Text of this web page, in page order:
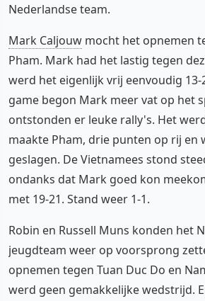
Nederlandse team.
Mark Caljouw mocht het opnemen
Pham. Mark had het lastig tegen
werd het eigenlijk vrij eenvoudig 13-
game begon Mark meer vat op het
ontstonden er leuke rally's. Het
maakte Pham, drie punten op rij en
geslagen. De Vietnamees stond
ondanks dat Mark goed kon
met 19-21. Stand weer 1-1.
Robin en Russell Muns konden het
jeugdteam weer op voorsprong
opnemen tegen Tuan Duc Do en
werd geen gemakkelijke wedstrijd.